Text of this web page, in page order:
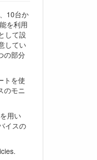
10台か
を利用
して設
してい
の部分
トを使
のモニ
用い
イスの